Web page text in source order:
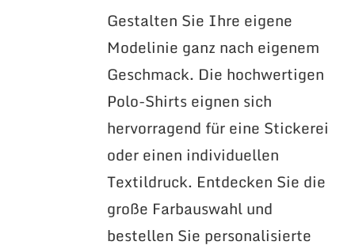
Gestalten Sie Ihre eigene
Modelinie ganz nach eigenem
Geschmack. Die hochwertigen
Polo-Shirts eignen sich
hervorragend für eine Stickerei
oder einen individuellen
Textildruck. Entdecken Sie die
große Farbauswahl und
bestellen Sie personalisierte